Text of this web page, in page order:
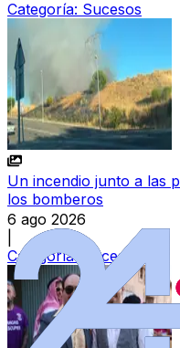
Categoría: Sucesos
Un incendio junto a las
los bomberos
6 ago 2026
Categoría:
Sucesos